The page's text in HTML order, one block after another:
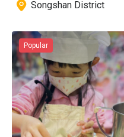
Songshan District
Popular